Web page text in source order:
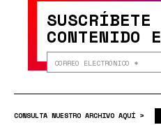
SUSCRÍBETE
CONTENIDO
CONSULTA NUESTRO ARCHIVO AQUÍ >